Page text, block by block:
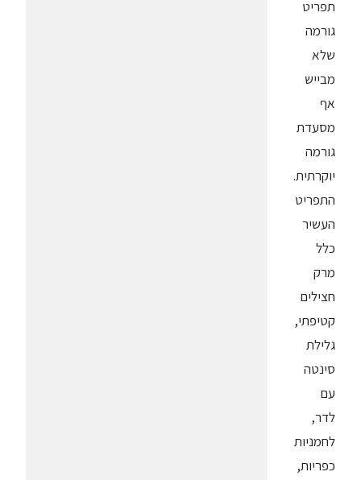
תפריט
גורמה
שלא
מבייש
אף
מסעדת
גורמה
יוקרתית.
התפריט
העשיר
כלל
מרק
חצילים
קטיפתי,
גלילת
סינטה
עם
לדר,
לחמניות
כפריות,